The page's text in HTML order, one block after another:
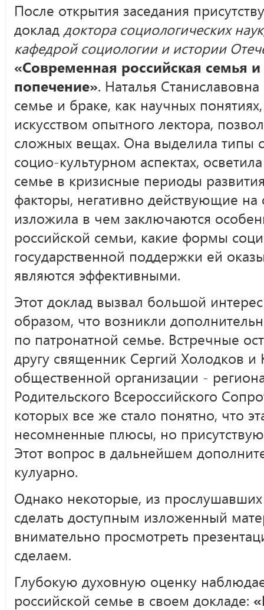
После открытия заседания
доклад доктора социологических
кафедрой социологии и истории
«Современная российская семья
попечение». Наталья
семье и браке, как научных
искусством опытного лектора,
сложных вещах. Она выделила типы
социо-культурном аспектах,
семье в кризисные периоды
факторы, негативно действующие
изложила в чем заключаются
российской семьи, какие формы
государственной поддержки ей
являются эффективными.
Этот доклад вызвал большой
образом, что возникли
по патронатной семье. Встречные
другу священник Сергий Холодков и
общественной организации -
Родительского Всероссийского
которых все же стало понятно, что
несомненные плюсы, но
Этот вопрос в дальнейшем
кулуарно.
Однако некоторые, из
сделать доступным изложенный
внимательно просмотреть
сделаем.
Глубокую духовную оценку
российской семье в своем докладе: